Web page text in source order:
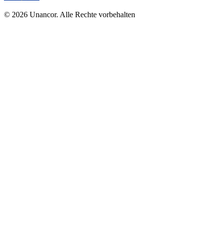
© 2026 Unancor. Alle Rechte vorbehalten